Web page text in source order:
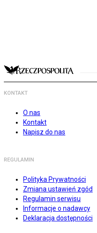
KONTAKT
O nas
Kontakt
Napisz do nas
REGULAMIN
Polityka Prywatności
Zmiana ustawień zgód
Regulamin serwisu
Informacje o nadawcy
Deklaracja dostępności